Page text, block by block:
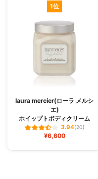
1位
laura mercier(ローラ メルシ
エ)
ホイップトボディクリーム
3.94(20)
¥6,600